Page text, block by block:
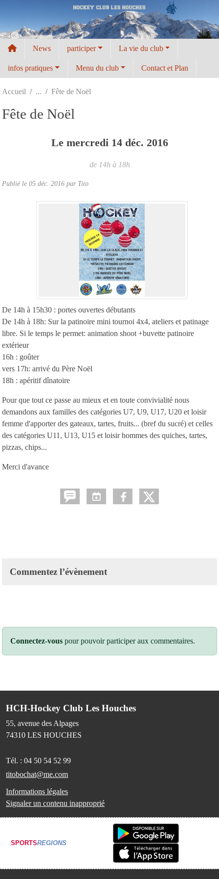
News participer La vie du club
infos pratiques Menu du club Contact et Plan
Accueil Fête de Noël
Fête de Noël
Le mercredi 14 déc. 2016
de 14h à 18h
Publié le 05 déc. 2016 par Tito
De 14h à 15h30 : portes ouvertes débutants
De 14h à 18h: Sur la patinoire mini tournoi 4x4, ateliers et patinage
libre. Si le temps le permet: animation shoot +buvette patinoire
extérieur
16h : goûter
vers 17h: arrivé du Père Noël
18h : apéritif dînatoire
Pour que tout ce passe au mieux et en toute convivialité nous
demandons aux familles des catégories U7, U9, U17, U20 et loisir
femme d'apporter des gateaux, tartes, fruits... (bref du sucré) et celles
des catégories U11, U13, U15 et loisir hommes des quiches, tartes,
pizzas, chips...
Merci d'avance
Commentez l’évènement
Connectez-vous pour pouvoir participer aux commentaires.
HCH-Hockey Club Les Houches
55, avenue des Alpages
74310 LES HOUCHES
Tél. : 04 50 54 52 99
titobochat@me.com
Informations légales
Signaler un contenu inapproprié
SPORTSREGIONS
Panneau de gestion des cookies